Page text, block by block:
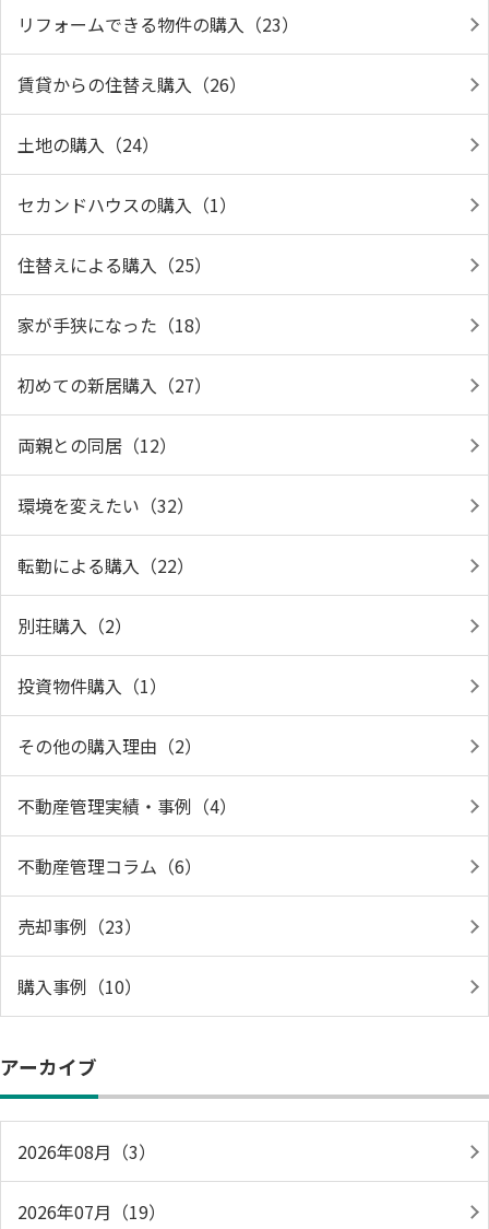
リフォームできる物件の購入（23）
賃貸からの住替え購入（26）
土地の購入（24）
セカンドハウスの購入（1）
住替えによる購入（25）
家が手狭になった（18）
初めての新居購入（27）
両親との同居（12）
環境を変えたい（32）
転勤による購入（22）
別荘購入（2）
投資物件購入（1）
その他の購入理由（2）
不動産管理実績・事例（4）
不動産管理コラム（6）
売却事例（23）
購入事例（10）
アーカイブ
2026年08月（3）
2026年07月（19）